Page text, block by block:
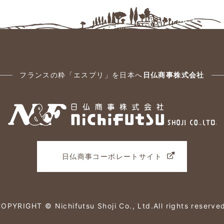
フランスの粋「エスプリ」を日本へ 日仏商事株式会社
日仏商事コーポレートサイト
© Nichifutsu Shoji Co., Ltd.All rights